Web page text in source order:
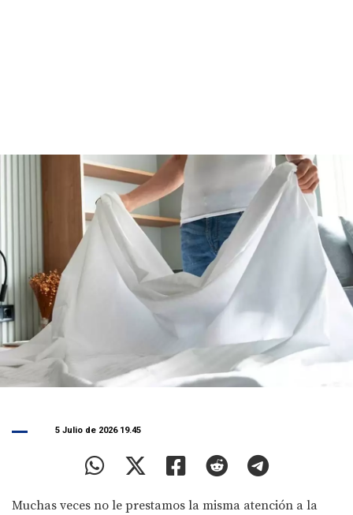
5 Julio de 2026 19.45
Muchas veces no le prestamos la misma atención a la